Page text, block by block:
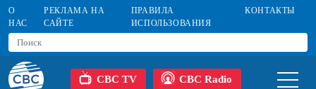
О
НАС
РЕКЛАМА НА
САЙТЕ
ПРАВИЛА
ИСПОЛЬЗОВАНИЯ
КОНТАКТЫ
CBC TV CBC Radio